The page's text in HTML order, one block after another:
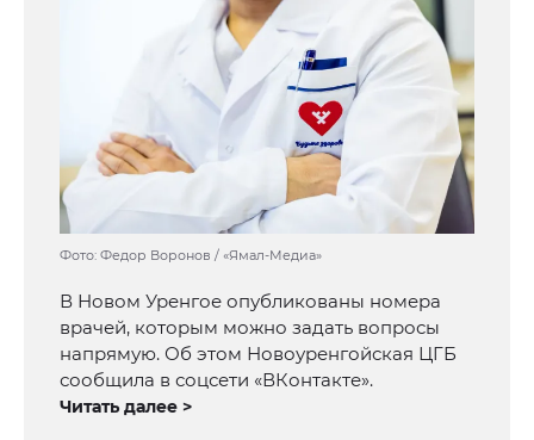
Фото: Федор Воронов / «Ямал-Медиа»
В Новом Уренгое опубликованы номера
врачей, которым можно задать вопросы
напрямую. Об этом Новоуренгойская ЦГБ
сообщила в соцсети «ВКонтакте».
Читать далее >